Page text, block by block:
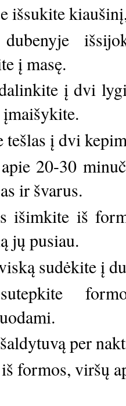
išsukite
į masę.
į dvi
tešlas į dvi
20-30
ir švarus.
išimkite iš
jų pusiau.
sudėkite į
per
formos, viršų